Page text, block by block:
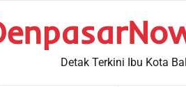
Detak Terkini Ibu Kota